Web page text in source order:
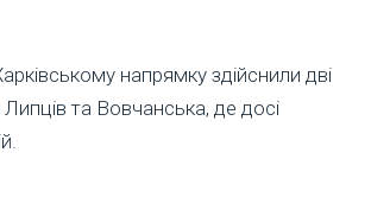
напрямку здійснили дві
та Вовчанська, де досі